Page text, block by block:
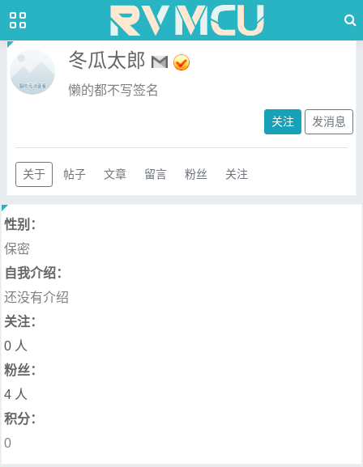
冬瓜太郎
懒的都不写签名
关注 发消息
关于 帖子 文章 留言 粉丝 关注
性别：
保密
自我介绍：
还没有介绍
关注：
0 人
粉丝：
4 人
积分：
0